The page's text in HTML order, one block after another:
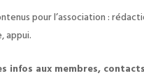
pour l’association :
appui.
infos aux membres,